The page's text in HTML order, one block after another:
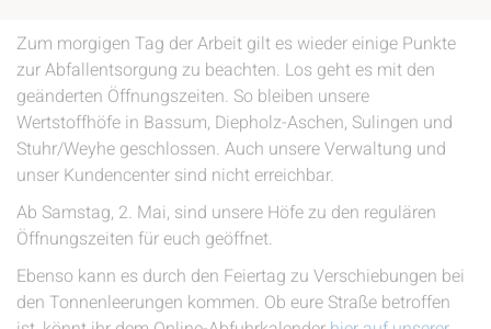
Zum morgigen Tag der Arbeit gilt es wieder einige Punkte
zur Abfallentsorgung zu beachten. Los geht es mit den
geänderten Öffnungszeiten. So bleiben unsere
Wertstoffhöfe in Bassum, Diepholz-Aschen, Sulingen und
Stuhr/Weyhe geschlossen. Auch unsere Verwaltung und
unser Kundencenter sind nicht erreichbar.
Ab Samstag, 2. Mai, sind unsere Höfe zu den regulären
Öffnungszeiten für euch geöffnet.
Ebenso kann es durch den Feiertag zu Verschiebungen bei
den Tonnenleerungen kommen. Ob eure Straße betroffen